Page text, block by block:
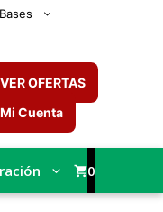
VER OFERTAS
Mi Cuenta
0